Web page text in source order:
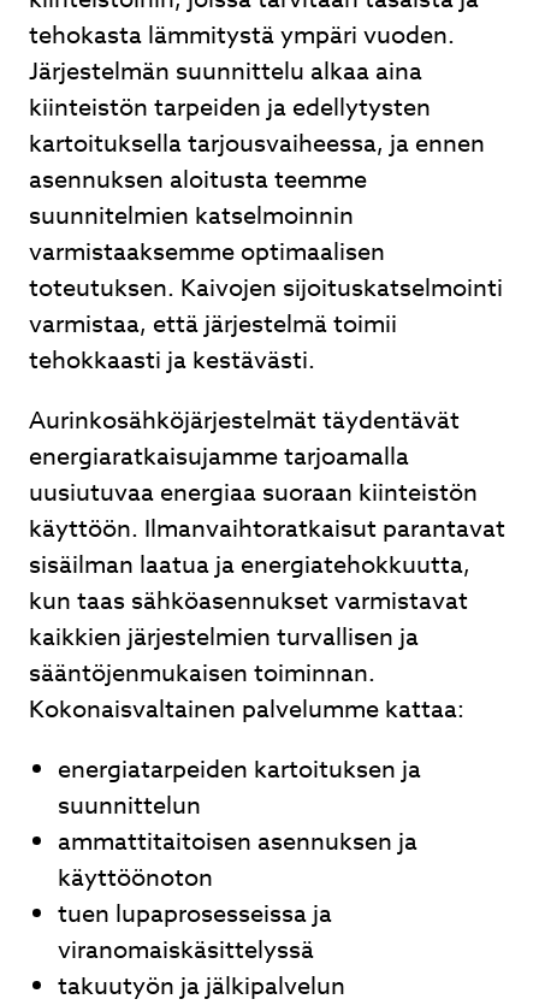
tehokasta lämmitystä ympäri vuoden.
Järjestelmän suunnittelu alkaa aina
kiinteistön tarpeiden ja edellytysten
kartoituksella tarjousvaiheessa, ja ennen
asennuksen aloitusta teemme
suunnitelmien katselmoinnin
varmistaaksemme optimaalisen
toteutuksen. Kaivojen sijoituskatselmointi
varmistaa, että järjestelmä toimii
tehokkaasti ja kestävästi.
Aurinkosähköjärjestelmät täydentävät
energiaratkaisujamme tarjoamalla
uusiutuvaa energiaa suoraan kiinteistön
käyttöön. Ilmanvaihtoratkaisut parantavat
sisäilman laatua ja energiatehokkuutta,
kun taas sähköasennukset varmistavat
kaikkien järjestelmien turvallisen ja
sääntöjenmukaisen toiminnan.
Kokonaisvaltainen palvelumme kattaa:
energiatarpeiden kartoituksen ja
suunnittelun
ammattitaitoisen asennuksen ja
käyttöönoton
tuen lupaprosesseissa ja
viranomaiskäsittelyssä
takuutyön ja jälkipalvelun